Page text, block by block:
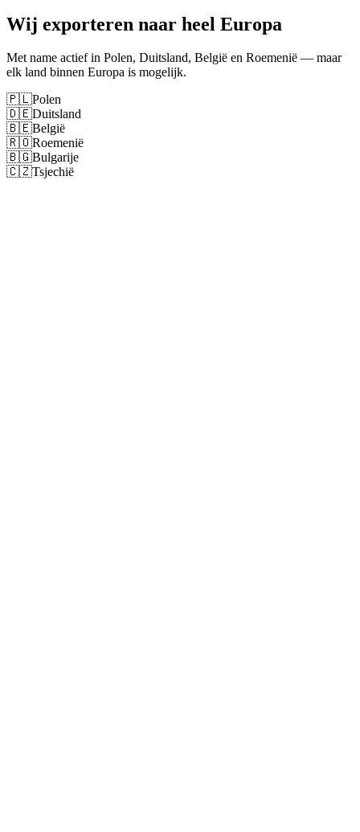
Wij exporteren naar heel Europa
Met name actief in Polen, Duitsland, België en Roemenië — maar
elk land binnen Europa is mogelijk.
🇵🇱Polen
🇩🇪Duitsland
🇧🇪België
🇷🇴Roemenië
🇧🇬Bulgarije
🇨🇿Tsjechië